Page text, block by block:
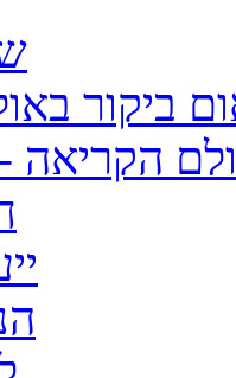
ביקור
הקריאה